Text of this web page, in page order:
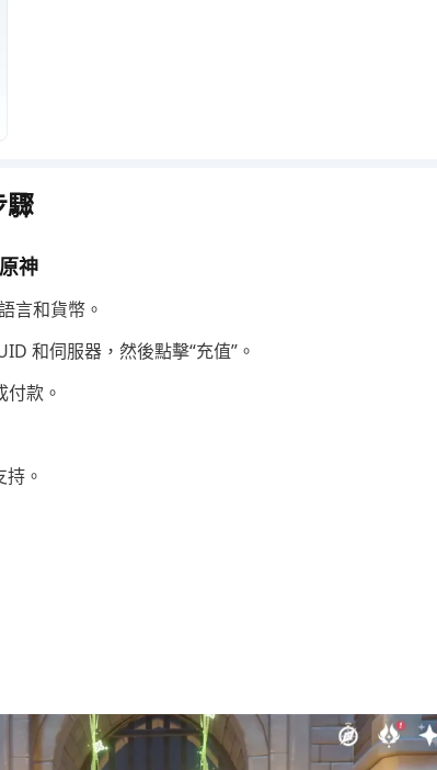
驟
神
言和貨幣。
和伺服器，然後點擊“充值”。
款。
。